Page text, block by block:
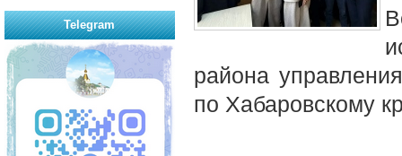
района
по Хабаровскому
Telegram